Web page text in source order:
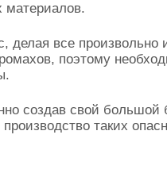
материалов.
все
поэтому
создав свой
таких